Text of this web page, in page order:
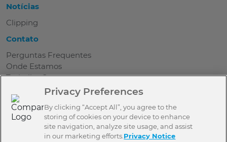
Notícias
Clipping
Contato
Perguntas Frequentes
Onde Estamos
Trabalhe Conosco
Seja Parceiro
Contato
Imprensa
Aviso de Privacidade
Privacy Preferences
By clicking “Accept All”, you agree to the
storing of cookies on your device to enhance
site navigation, analyze site usage, and assist
in our marketing efforts. Privacy Notice